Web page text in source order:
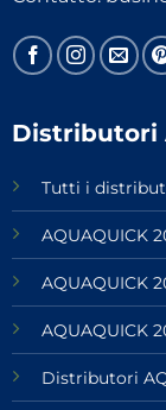
Distributori
Tutti i
AQUAQUICK
AQUAQUICK
AQUAQUICK
Distributori